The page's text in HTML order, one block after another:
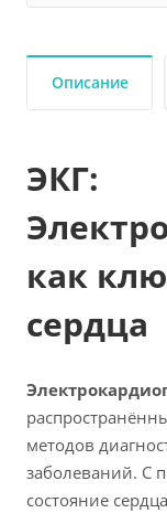
Описание
ЭКГ:
как
сердца
методов
заболеваний. С
состояние